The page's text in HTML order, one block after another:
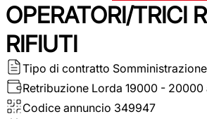
OPERATORI/TRICI
RIFIUTI
Tipo di contratto Somministrazione
Retribuzione Lorda 19000 - 20000
Codice annuncio 349947